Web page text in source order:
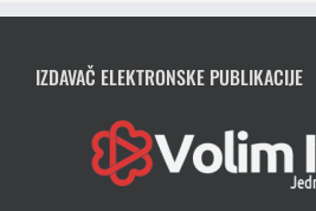
IZDAVAČ ELEKTRONSKE PUBLIKACIJE